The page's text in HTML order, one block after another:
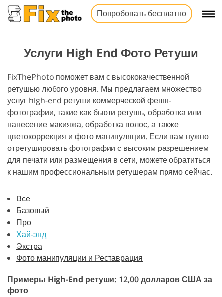
Попробовать бесплатно
Услуги High End Фото Ретуши
FixThePhoto поможет вам с высококачественной
ретушью любого уровня. Мы предлагаем множество
услуг high-end ретуши коммерческой фешн-
фотографии, такие как бьюти ретушь, обработка или
нанесение макияжа, обработка волос, а также
цветокоррекция и фото манипуляции. Если вам нужно
отретушировать фотографии с высоким разрешением
для печати или размещения в сети, можете обратиться
к нашим профессиональным ретушерам прямо сейчас.
Все
Базовый
Про
Хай-энд
Экстра
Фото манипуляции и Реставрация
Примеры High-End ретуши: 12,00 долларов США за
фото